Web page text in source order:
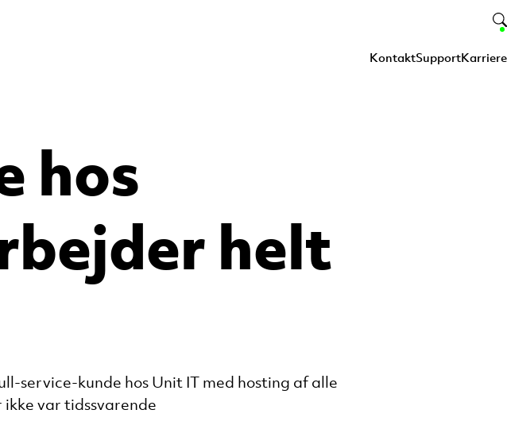
KontaktSupportKarriere
hos
helt
service-kunde hos Unit IT med hosting af alle
ikke var tidssvarende